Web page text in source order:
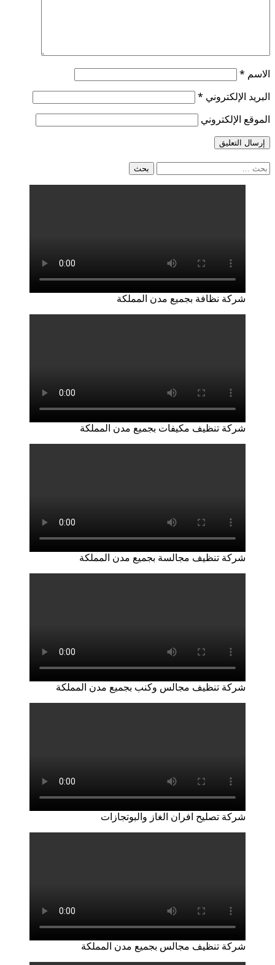
الاسم *
البريد الإلكتروني *
الموقع الإلكتروني
البحث
عن:
شركة نظافة بجميع مدن المملكة
شركة تنظيف مكيفات بجميع مدن المملكة
شركة تنظيف مجالسة بجميع مدن المملكة
شركة تنظيف مجالس وكنب بجميع مدن المملكة
شركة تصليح افران الغاز والبوتجازات
شركة تنظيف مجالس بجميع مدن المملكة